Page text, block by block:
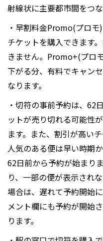
射線状に主要都市間をつな
・早割料金Promo(プロ
チケットを購入できます
きません。Promo+(プロ
下がる分、有料でキャン
なります。
・切符の事前予約は、62
ットが売り切れる可能性
ます。また、割引が高い
人気のある便は早い時期
62日前から予約が始まり
り、一部の便が表示され
場合は、遅れて予約開始
メント欄にも予約が開始
ります。